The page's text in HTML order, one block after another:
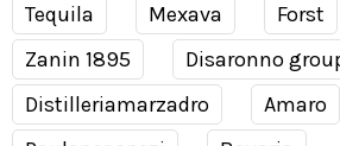
Tequila
Mexava Forst
Zanin 1895
Disaronno
Distilleriamarzadro
Amaro